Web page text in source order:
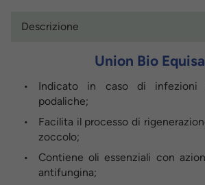
Descrizione
Union Bio
Indicato in caso di infezioni
podaliche;
Facilita il processo di
zoccolo;
Contiene oli essenziali con
antifungina;